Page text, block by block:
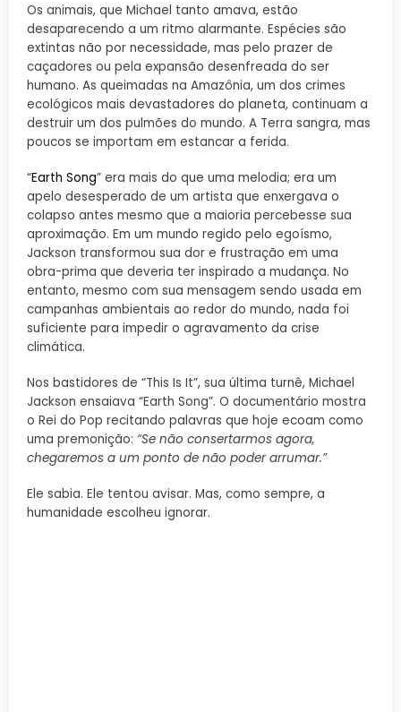
Os animais, que Michael tanto amava, estão
desaparecendo a um ritmo alarmante. Espécies são
extintas não por necessidade, mas pelo prazer de
caçadores ou pela expansão desenfreada do ser
humano. As queimadas na Amazônia, um dos crimes
ecológicos mais devastadores do planeta, continuam a
destruir um dos pulmões do mundo. A Terra sangra, mas
poucos se importam em estancar a ferida.
“Earth Song” era mais do que uma melodia; era um
apelo desesperado de um artista que enxergava o
colapso antes mesmo que a maioria percebesse sua
aproximação. Em um mundo regido pelo egoísmo,
Jackson transformou sua dor e frustração em uma
obra-prima que deveria ter inspirado a mudança. No
entanto, mesmo com sua mensagem sendo usada em
campanhas ambientais ao redor do mundo, nada foi
suficiente para impedir o agravamento da crise
climática.
Nos bastidores de “This Is It”, sua última turnê, Michael
Jackson ensaiava “Earth Song”. O documentário mostra
o Rei do Pop recitando palavras que hoje ecoam como
uma premonição: “Se não consertarmos agora,
chegaremos a um ponto de não poder arrumar.”
Ele sabia. Ele tentou avisar. Mas, como sempre, a
humanidade escolheu ignorar.